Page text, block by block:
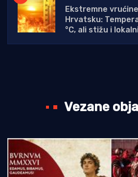
Ekstremne
Hrvatsku:
°C, ali stižu i
Vezane